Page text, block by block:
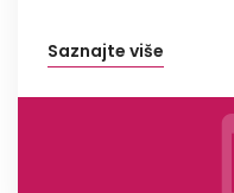
Saznajte više